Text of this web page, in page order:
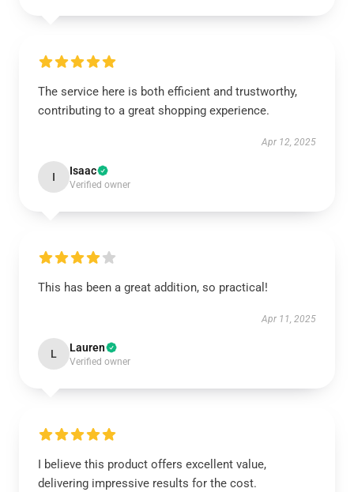
The service here is both efficient and trustworthy,
contributing to a great shopping experience.
Apr 12, 2025
I Isaac
Verified owner
This has been a great addition, so practical!
Apr 11, 2025
L Lauren
Verified owner
I believe this product offers excellent value,
delivering impressive results for the cost.